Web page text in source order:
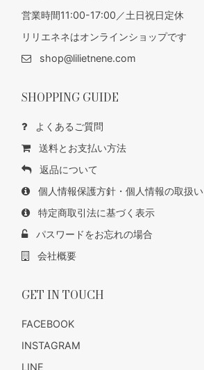
営業時間11:00-17:00／土日祝日定休
リリエネネはオンラインショップです
shop@lilietnene.com
SHOPPING GUIDE
よくあるご質問
送料とお支払い方法
返品について
個人情報保護方針・個人情報の取扱い
特定商取引法に基づく表示
パスワードをお忘れの場合
会社概要
GET IN TOUCH
FACEBOOK
INSTAGRAM
LINE